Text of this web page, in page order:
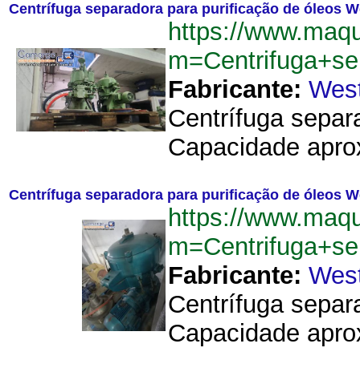
Centrífuga separadora para purificação de óleos
https://
Fabricante:
Centrífuga
Capacidade
Centrífuga separadora para purificação de óleos
https://
Fabricante:
Centrífuga
Capacidade